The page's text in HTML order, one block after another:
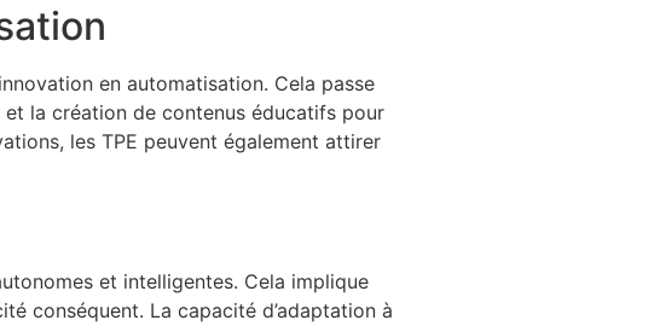
en automatisation. Cela passe
la création de contenus éducatifs pour
les TPE peuvent également attirer
et intelligentes. Cela implique
conséquent. La capacité d’adaptation à